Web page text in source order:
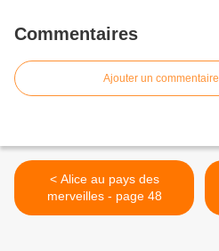
Commentaires
Ajouter un commentaire
< Alice au pays des
merveilles - page 48